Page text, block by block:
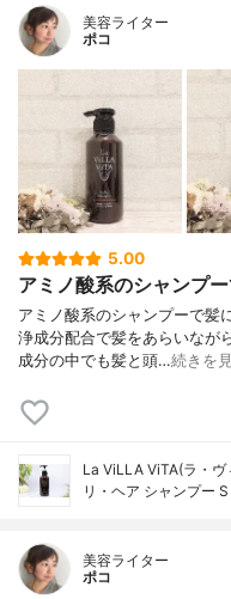
美容ライター
ポコ
5.00
アミノ酸系のシャンプ
アミノ酸系のシャンプーで髪
浄成分配合で髪をあらいなが
成分の中でも髪と頭…続きを
La ViLLA ViTA(ラ・ヴ
リ・ヘア シャンプー
美容ライター
ポコ